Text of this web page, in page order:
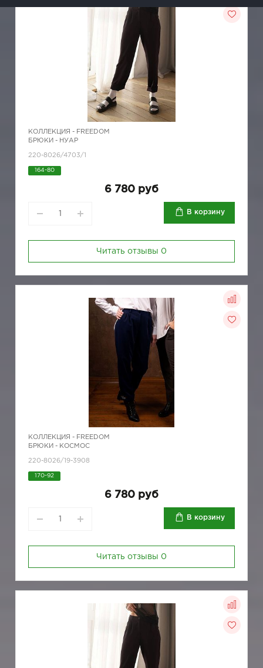
КОЛЛЕКЦИЯ - FREEDOM
БРЮКИ - НУАР
220-8026/4703/1
164-80
6 780 руб
В корзину
Читать отзывы 0
КОЛЛЕКЦИЯ - FREEDOM
БРЮКИ - КОСМОС
220-8026/19-3908
170-92
6 780 руб
В корзину
Читать отзывы 0